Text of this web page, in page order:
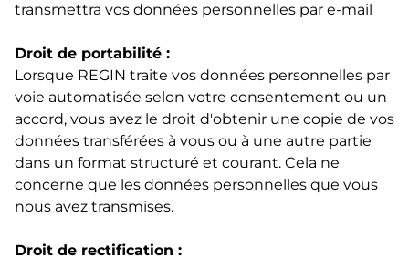
transmettra vos données personnelles par e-mail
Droit de portabilité :
Lorsque REGIN traite vos données personnelles par
voie automatisée selon votre consentement ou un
accord, vous avez le droit d'obtenir une copie de vos
données transférées à vous ou à une autre partie
dans un format structuré et courant. Cela ne
concerne que les données personnelles que vous
nous avez transmises.
Droit de rectification :